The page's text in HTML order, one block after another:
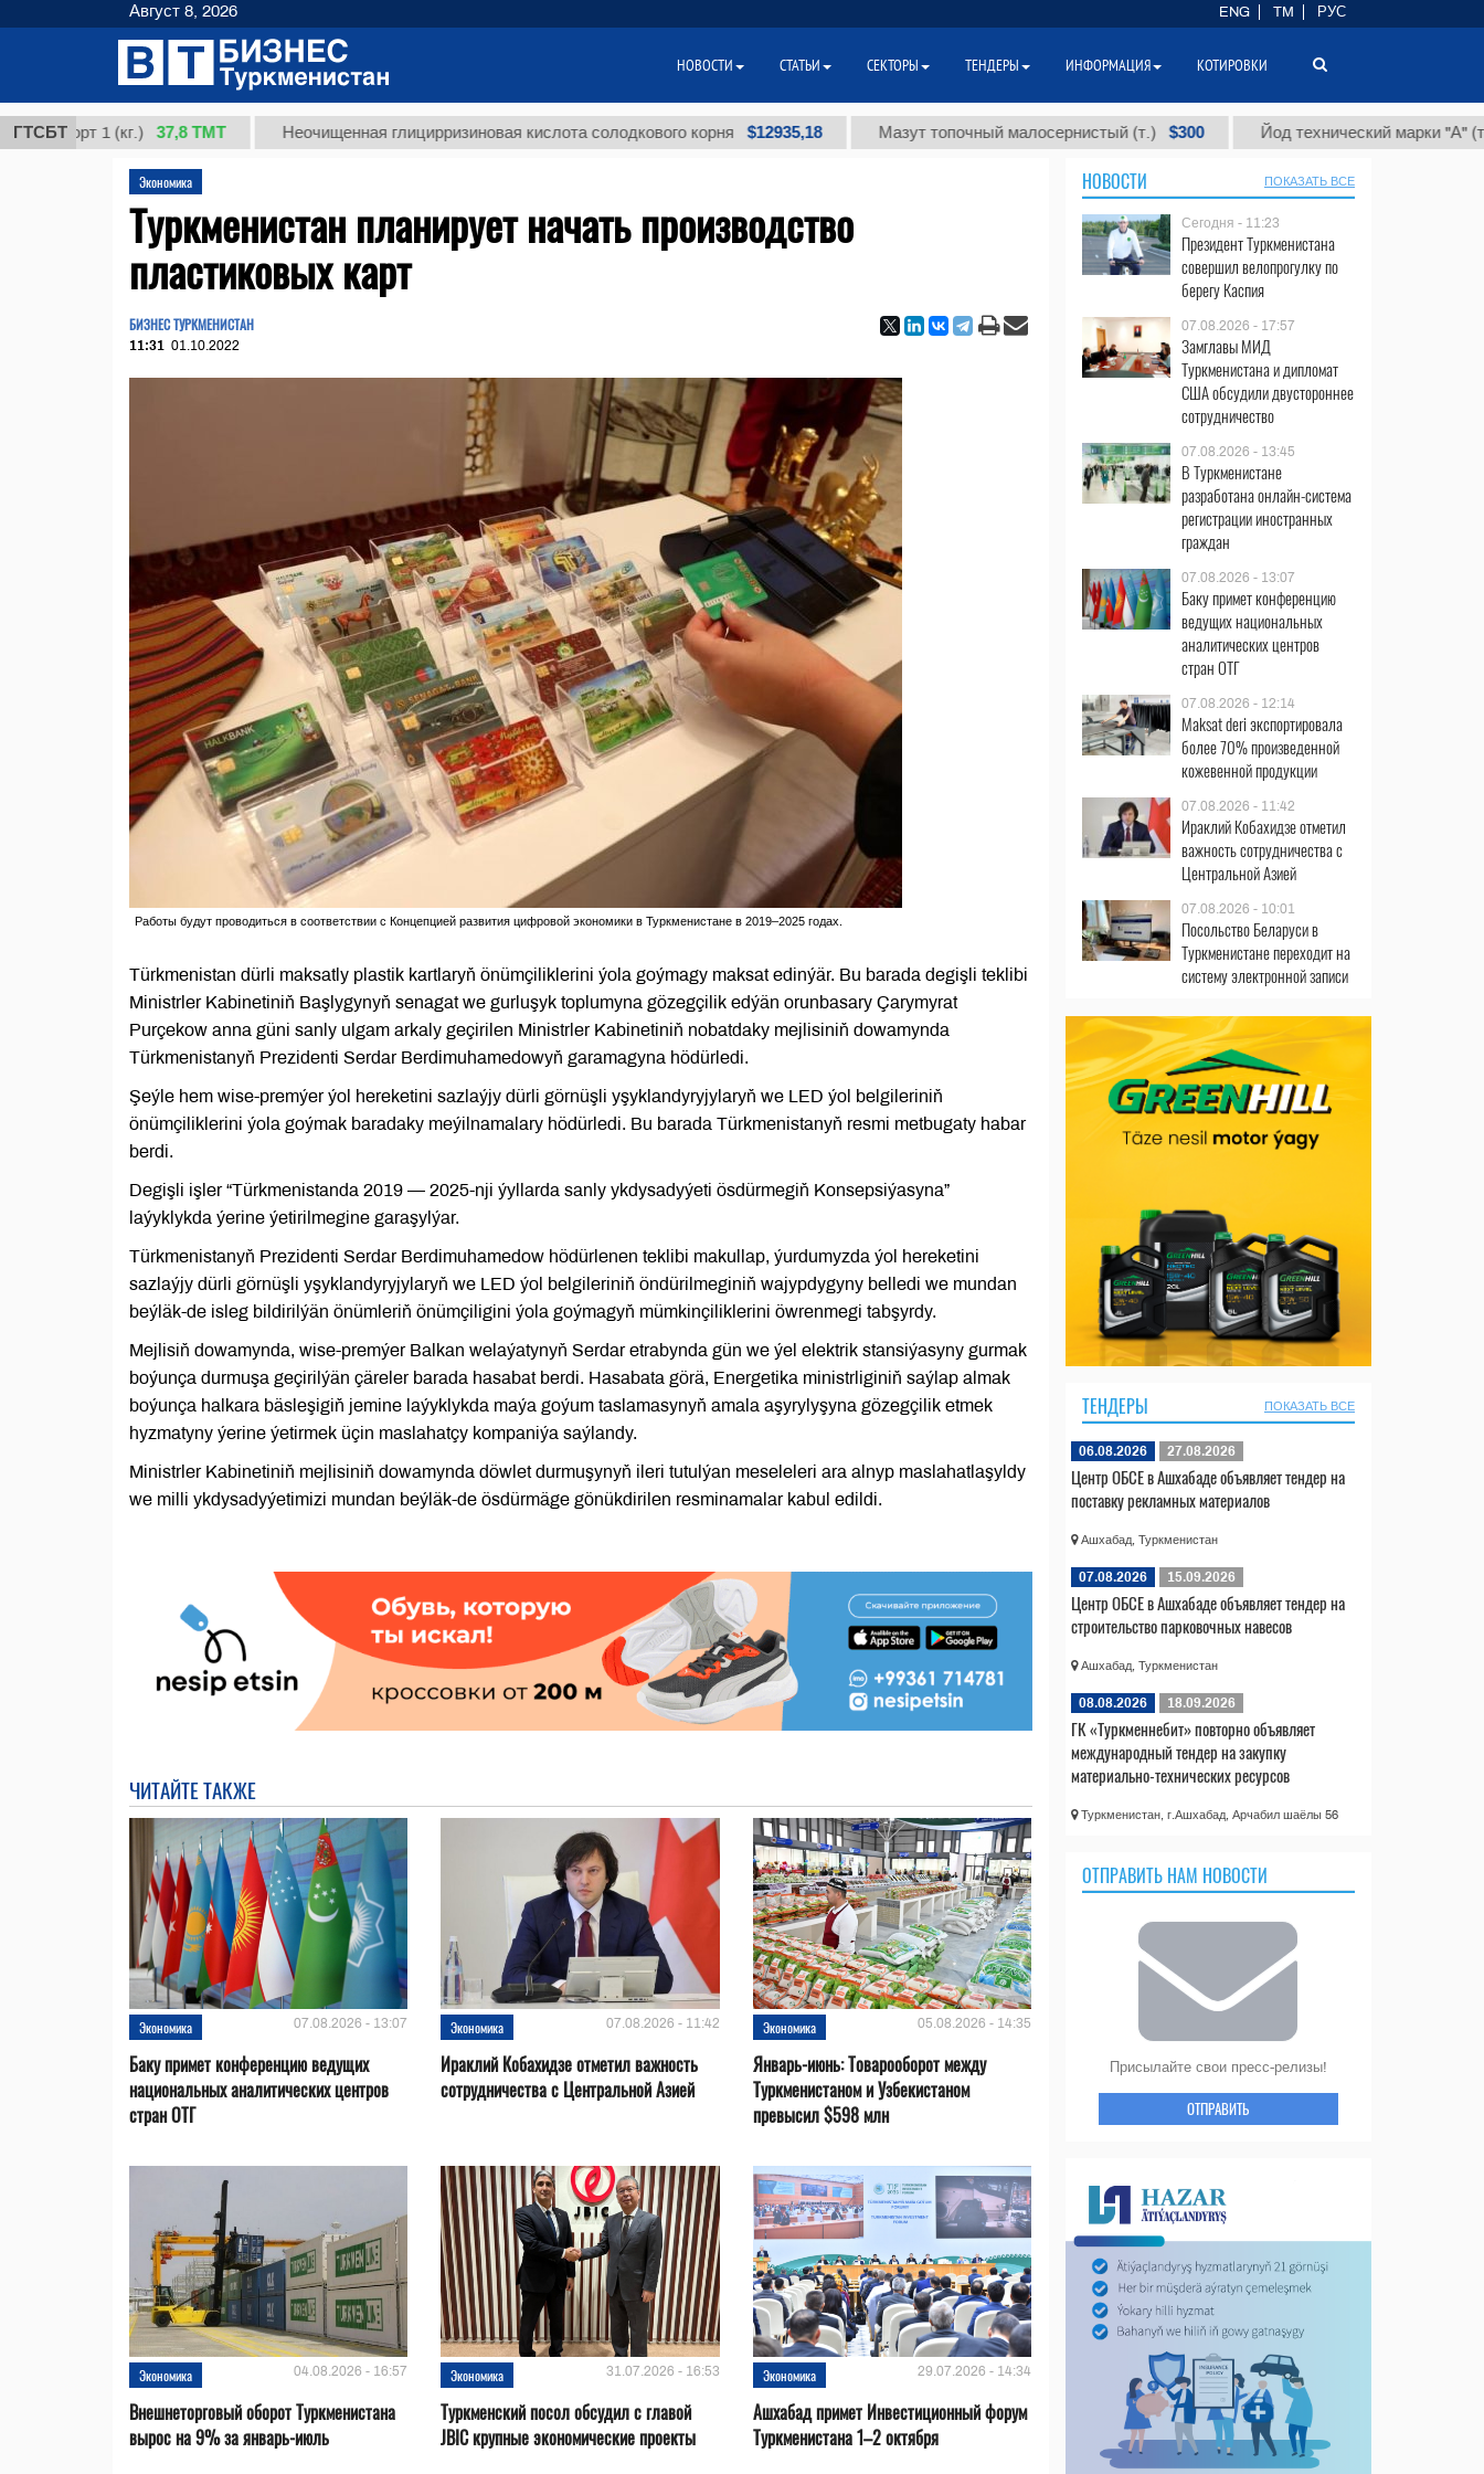
ГТСБТ
1 (кг.) 37,8 ТМТ Неочищенная глицирризиновая кислота солодкового корня $12935,18 Мазут топочный малосернистый (т.) $300 Йод технический марки "А" (т.) $86
Экономика
Туркменистан планирует начать производство
пластиковых карт
БИЗНЕС ТУРКМЕНИСТАН
11:31 01.10.2022
Работы будут проводиться в соответствии с Концепцией развития цифровой экономики в Туркменистане в 2019–2025 годах.
Türkmenistan dürli maksatly plastik kartlaryň önümçiliklerini ýola goýmagy maksat edinýär. Bu barada degişli teklibi
Ministrler Kabinetiniň Başlygynyň senagat we gurluşyk toplumyna gözegçilik edýän orunbasary Çarymyrat
Purçekow anna güni sanly ulgam arkaly geçirilen Ministrler Kabinetiniň nobatdaky mejlisiniň dowamynda
Türkmenistanyň Prezidenti Serdar Berdimuhamedowyň garamagyna hödürledi.
Şeýle hem wise-premýer ýol hereketini sazlaýjy dürli görnüşli yşyklandyryjylaryň we LED ýol belgileriniň
önümçiliklerini ýola goýmak baradaky meýilnamalary hödürledi. Bu barada Türkmenistanyň resmi metbugaty habar
berdi.
Degişli işler “Türkmenistanda 2019 — 2025-nji ýyllarda sanly ykdysadyýeti ösdürmegiň Konsepsiýasyna”
laýyklykda ýerine ýetirilmegine garaşylýar.
Türkmenistanyň Prezidenti Serdar Berdimuhamedow hödürlenen teklibi makullap, ýurdumyzda ýol hereketini
sazlaýjy dürli görnüşli yşyklandyryjylaryň we LED ýol belgileriniň öndürilmeginiň wajypdygyny belledi we mundan
beýläk-de isleg bildirilýän önümleriň önümçiligini ýola goýmagyň mümkinçiliklerini öwrenmegi tabşyrdy.
Mejlisiň dowamynda, wise-premýer Balkan welaýatynyň Serdar etrabynda gün we ýel elektrik stansiýasyny gurmak
boýunça durmuşa geçirilýän çäreler barada hasabat berdi. Hasabata görä, Energetika ministrliginiň saýlap almak
boýunça halkara bäsleşigiň jemine laýyklykda maýa goýum taslamasynyň amala aşyrylyşyna gözegçilik etmek
hyzmatyny ýerine ýetirmek üçin maslahatçy kompaniýa saýlandy.
Ministrler Kabinetiniň mejlisiniň dowamynda döwlet durmuşynyň ileri tutulýan meseleleri ara alnyp maslahatlaşyldy
we milli ykdysadyýetimizi mundan beýläk-de ösdürmäge gönükdirilen resminamalar kabul edildi.
ЧИТАЙТЕ ТАКЖЕ
Экономика 07.08.2026 - 13:07
Баку примет конференцию ведущих
национальных аналитических центров
стран ОТГ
Экономика 07.08.2026 - 11:42
Ираклий Кобахидзе отметил важность
сотрудничества с Центральной Азией
Экономика 05.08.2026 - 14:35
Январь-июнь: Товарооборот между
Туркменистаном и Узбекистаном
превысил $598 млн
Экономика 04.08.2026 - 16:57
Внешнеторговый оборот Туркменистана
вырос на 9% за январь-июль
Экономика 31.07.2026 - 16:53
Туркменский посол обсудил с главой
JBIC крупные экономические проекты
Экономика 29.07.2026 - 14:34
Ашхабад примет Инвестиционный форум
Туркменистана 1–2 октября
НОВОСТИ ПОКАЗАТЬ ВСЕ
Сегодня - 11:23
Президент Туркменистана
совершил велопрогулку по
берегу Каспия
07.08.2026 - 17:57
Замглавы МИД
Туркменистана и дипломат
США обсудили двустороннее
сотрудничество
07.08.2026 - 13:45
В Туркменистане
разработана онлайн-система
регистрации иностранных
граждан
07.08.2026 - 13:07
Баку примет конференцию
ведущих национальных
аналитических центров
стран ОТГ
07.08.2026 - 12:14
Maksat deri экспортировала
более 70% произведенной
кожевенной продукции
07.08.2026 - 11:42
Ираклий Кобахидзе отметил
важность сотрудничества с
Центральной Азией
07.08.2026 - 10:01
Посольство Беларуси в
Туркменистане переходит на
систему электронной записи
ТЕНДЕРЫ ПОКАЗАТЬ ВСЕ
06.08.2026 27.08.2026
Центр ОБСЕ в Ашхабаде объявляет тендер на
поставку рекламных материалов
Ашхабад, Туркменистан
07.08.2026 15.09.2026
Центр ОБСЕ в Ашхабаде объявляет тендер на
строительство парковочных навесов
Ашхабад, Туркменистан
08.08.2026 18.09.2026
ГК «Туркменнебит» повторно объявляет
международный тендер на закупку
материально-технических ресурсов
Туркменистан, г.Ашхабад, Арчабил шаёлы 56
ОТПРАВИТЬ НАМ НОВОСТИ
Присылайте свои пресс-релизы!
ОТПРАВИТЬ
Август 8, 2026 ENG TM РУС
НОВОСТИ СТАТЬИ СЕКТОРЫ ТЕНДЕРЫ ИНФОРМАЦИЯ КОТИРОВКИ